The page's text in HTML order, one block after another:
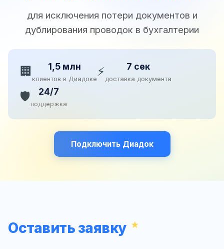
для исключения потери документов и
дублирования проводок в бухгалтерии
🏢 1,5 млн
клиентов в Диадоке⚡ 7 сек
доставка документа
🛡️ 24/7
поддержка
Подключить Диадок
Оставить заявку